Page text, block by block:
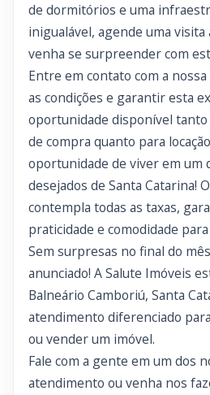
de dormitórios e uma
inigualável, agende uma visita
venha se surpreender com
Entre em contato com a
as condições e garantir esta
oportunidade disponível
de compra quanto para
oportunidade de viver em um
desejados de Santa Catarina!
contempla todas as taxas,
praticidade e comodidade para
Sem surpresas no final do
anunciado! A Salute Imóveis
Balneário Camboriú, Santa
atendimento diferenciado
ou vender um imóvel.
Fale com a gente em um dos
atendimento ou venha nos